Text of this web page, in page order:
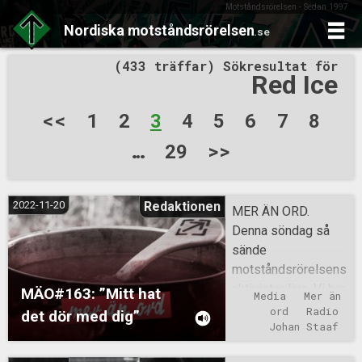
Motståndsrörelsen - Sedan 1997
Nordiska motståndsrörelsen.se
to
(433 träffar) Sökresultat för
Red Ice
Sidnumrering
<< 1 2 3 4 5 6 7
8
…
29 >>
MÄO#163: ”Mitt hat
det dör med dig”
2022-11-20 Redaktionen
MER ÄN ORD.
Denna söndag så
sände
motståndsrörelsens
aktivister live. Vi har
funderat på att bjuda
in Jacob Vullum,
Media
Mer än
ord
Radio
Johan Staaf